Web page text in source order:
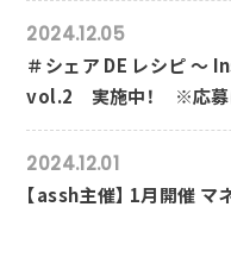
2024.12.05
＃シェア DE レシピ ～
vol.2 実施中！ ※応募
2024.12.01
【assh主催】 1月開催